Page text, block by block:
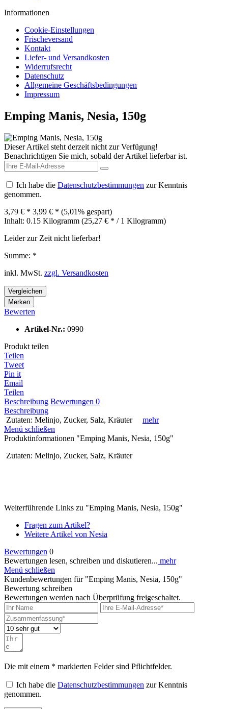
Informationen
Cookie-Einstellungen
Frischeversand
Kontakt
Liefer- und Versandkosten
Widerrufsrecht
Datenschutz
Allgemeine Geschäftsbedingungen
Impressum
Emping Manis, Nesia, 150g
Dieser Artikel steht derzeit nicht zur Verfügung!
Benachrichtigen Sie mich, sobald der Artikel lieferbar ist.
Ich habe die Datenschutzbestimmungen zur Kenntnis
genommen.
3,79 € * 3,99 € * (5,01% gespart)
Inhalt: 0.15 Kilogramm (25,27 € * / 1 Kilogramm)
Leider zur Zeit nicht lieferbar!
Summe: *
inkl. MwSt. zzgl. Versandkosten
Vergleichen
Merken
Bewerten
Artikel-Nr.: 0990
Produkt teilen
Teilen
Tweet
Pin it
Email
Teilen
Beschreibung Bewertungen 0
Beschreibung
Zutaten: Melinjo, Zucker, Salz, Kräuter mehr
Menü schließen
Produktinformationen "Emping Manis, Nesia, 150g"
Zutaten: Melinjo, Zucker, Salz, Kräuter
Weiterführende Links zu "Emping Manis, Nesia, 150g"
Fragen zum Artikel?
Weitere Artikel von Nesia
Bewertungen 0
Bewertungen lesen, schreiben und diskutieren... mehr
Menü schließen
Kundenbewertungen für "Emping Manis, Nesia, 150g"
Bewertung schreiben
Bewertungen werden nach Überprüfung freigeschaltet.
Die mit einem * markierten Felder sind Pflichtfelder.
Ich habe die Datenschutzbestimmungen zur Kenntnis
genommen.